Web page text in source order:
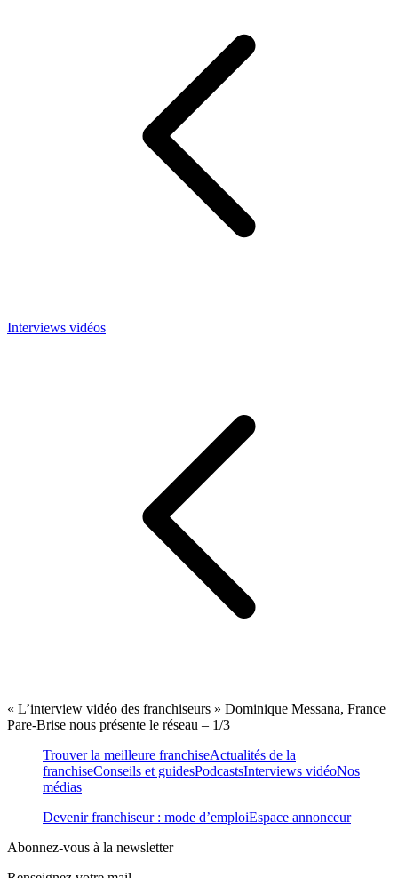
Interviews vidéos
« L’interview vidéo des franchiseurs » Dominique Messana, France
Pare-Brise nous présente le réseau – 1/3
Trouver la meilleure franchiseActualités de la
franchiseConseils et guidesPodcastsInterviews vidéoNos
médias
Devenir franchiseur : mode d’emploiEspace annonceur
Abonnez-vous à la newsletter